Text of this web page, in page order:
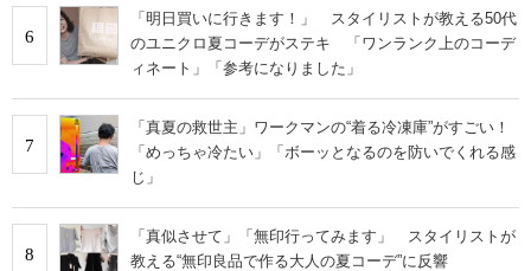
6
「明日買いに行きます！」 スタイリストが教える50代
のユニクロ夏コーデがステキ 「ワンランク上のコーデ
ィネート」「参考になりました」
7
「真夏の救世主」ワークマンの“着る冷凍庫”がすごい！
「めっちゃ冷たい」「ボーッとなるのを防いでくれる感
じ」
8
「真似させて」「無印行ってみます」 スタイリストが
教える“無印良品で作る大人の夏コーデ”に反響